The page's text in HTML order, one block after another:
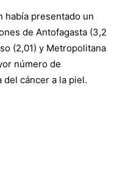
había presentado un
de Antofagasta (3,2
(2,01) y Metropolitana
número de
cáncer a la piel.